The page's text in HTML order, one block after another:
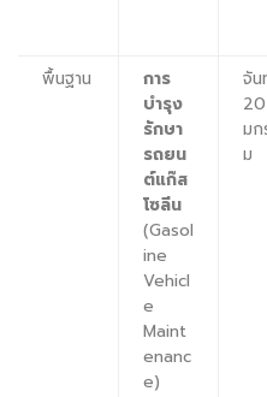
พื้นฐาน
การ
บำรุง
รักษา
รถยน
ต์แก๊ส
โซลีน
(Gasol
ine
Vehicl
e
Maint
enanc
e)
จัน
20
มก
ม